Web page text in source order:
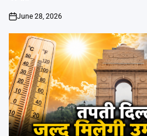
on
June 28, 2026